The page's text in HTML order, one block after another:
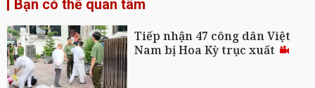
Bạn có thể quan tâm
Tiếp nhận 47 công dân Việt
Nam bị Hoa Kỳ trục xuất